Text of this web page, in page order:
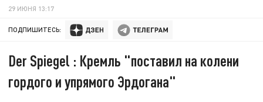
29 ИЮНЯ 13:17
ПОДПИШИТЕСЬ:
Der Spiegel : Кремль "поставил на колени
гордого и упрямого Эрдогана"